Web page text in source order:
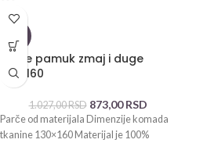
Parče pamuk zmaj i duge
130×160
1.027,00RSD 873,00RSD
Parče od materijala Dimenzije komada
tkanine 130×160 Materijal je 100%